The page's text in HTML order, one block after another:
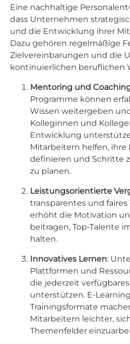
Eine nachhaltige
dass Unternehmen
und die Entwicklung ihrer
Dazu gehören regelmäßige
Zielvereinbarungen und die
kontinuierlichen beruflichen
Mentoring und
Programme können
Wissen weitergeben
Kolleginnen und
Entwicklung
Mitarbeitern helfen, ihre
definieren und Schritte
zu planen.
Leistungsorientierte
transparentes und
erhöht die Motivation
beitragen, Top-Talente
halten.
Innovatives Lernen:
Plattformen und
die jederzeit
unterstützen. E-
Trainingsformate
Mitarbeitern leichter,
Themenfelder